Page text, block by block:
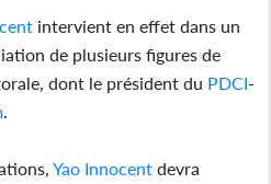
intervient en effet dans un
de plusieurs figures de
dont le président du PDCI-
Yao Innocent devra